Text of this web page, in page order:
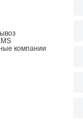
компании